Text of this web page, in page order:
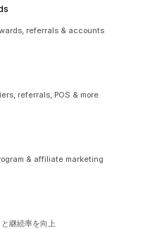
referrals & accounts
referrals, POS & more
& affiliate marketing
継続率を向上